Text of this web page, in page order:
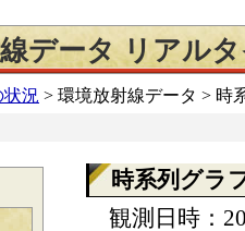
データ リアル
況 > 環境放射線データ > 時
時系列グラ
観測日時：